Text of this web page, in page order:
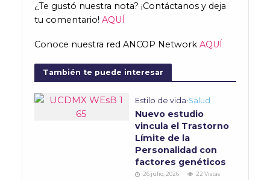
¿Te gustó nuestra nota? ¡Contáctanos y deja
tu comentario! AQUÍ
Conoce nuestra red ANCOP Network AQUÍ
También te puede interesar
Estilo de vida•Salud
Nuevo estudio
vincula el Trastorno
Límite de la
Personalidad con
factores genéticos
26 julio, 2026
22 Vistas